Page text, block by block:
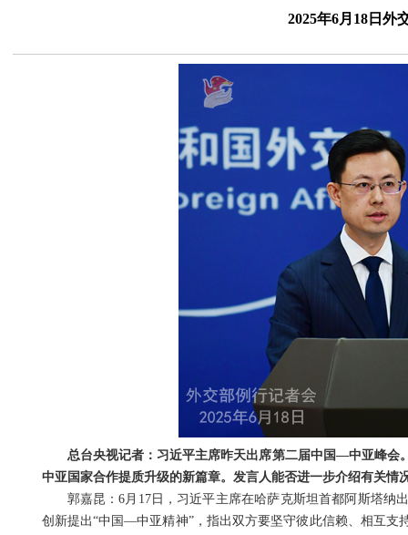
2025年6月18日外
总台央视记者：习近平主席昨天出席第二届中国—中亚峰会
中亚国家合作提质升级的新篇章。发言人能否进一步介绍有关情
郭嘉昆：6月17日，习近平主席在哈萨克斯坦首都阿斯塔
创新提出“中国—中亚精神”，指出双方要坚守彼此信赖、相互